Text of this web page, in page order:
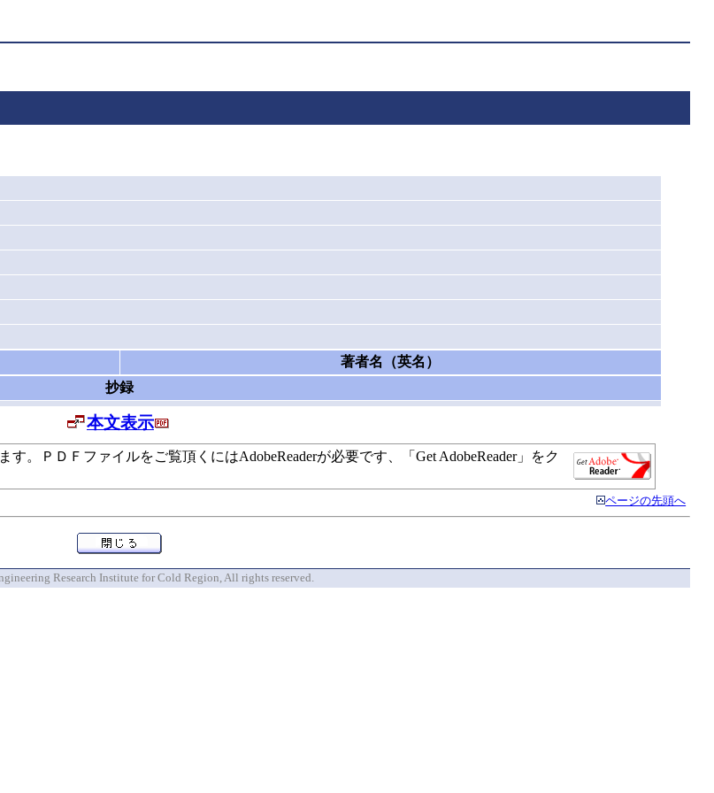
著者名（英名）
抄録
本文表示
。ＰＤＦファイルをご覧頂くにはAdobeReaderが必要です、「Get AdobeReader」をク
ページの先頭へ
Research Institute for Cold Region, All rights reserved.